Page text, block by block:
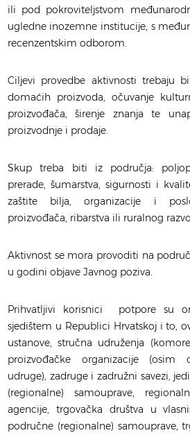
ili pod pokroviteljstvom
ugledne inozemne institucije, s
recenzentskim odborom.
Ciljevi provedbe aktivnosti trebaju
domaćih proizvoda, očuvanje
proizvođača, širenje znanja te
proizvodnje i prodaje.
Skup treba biti iz područja:
prerade, šumarstva, sigurnosti i
zaštite bilja, organizacije i
proizvođača, ribarstva ili ruralnog
Aktivnost se mora provoditi na
u godini objave Javnog poziva.
Prihvatljivi korisnici potpore su
sjedištem u Republici Hrvatskoj i to,
ustanove, stručna udruženja
proizvođačke organizacije (osim
udruge), zadruge i zadružni savezi,
(regionalne) samouprave,
agencije, trgovačka društva u
područne (regionalne) samouprave,